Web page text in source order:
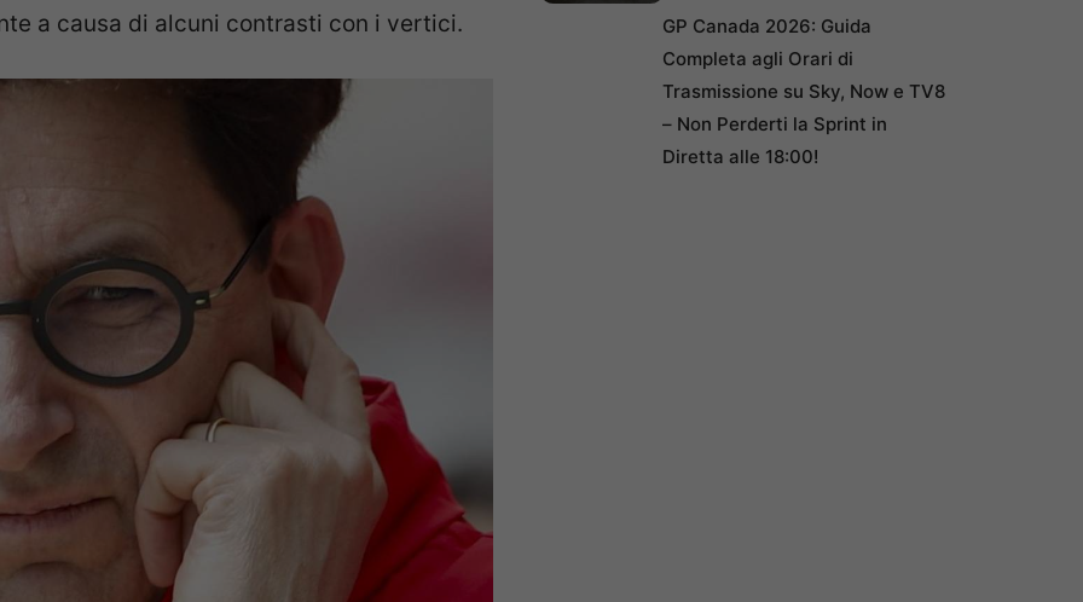
a causa di alcuni contrasti con i vertici.
GP Canada 2026: Guida
Completa agli Orari di
Trasmissione su Sky, Now e TV8
– Non Perderti la Sprint in
Diretta alle 18:00!